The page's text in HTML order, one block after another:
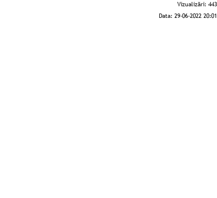
Vizualizări: 443
Data: 29-06-2022 20:01